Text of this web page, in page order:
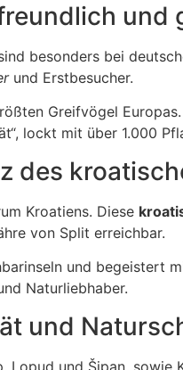
und
besonders bei
und Erstbesucher.
Greifvögel
lockt mit über 1.000
des
Kroatiens. Diese
von Split erreichbar.
und begeistert
Naturliebhaber.
und
und Šipan,